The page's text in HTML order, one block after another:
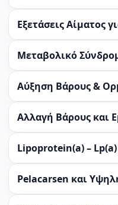
Εξετάσεις Αίματος
Μεταβολικό
Αύξηση Βάρους &
Αλλαγή Βάρους και
Lipoprotein(a) –
Pelacarsen και